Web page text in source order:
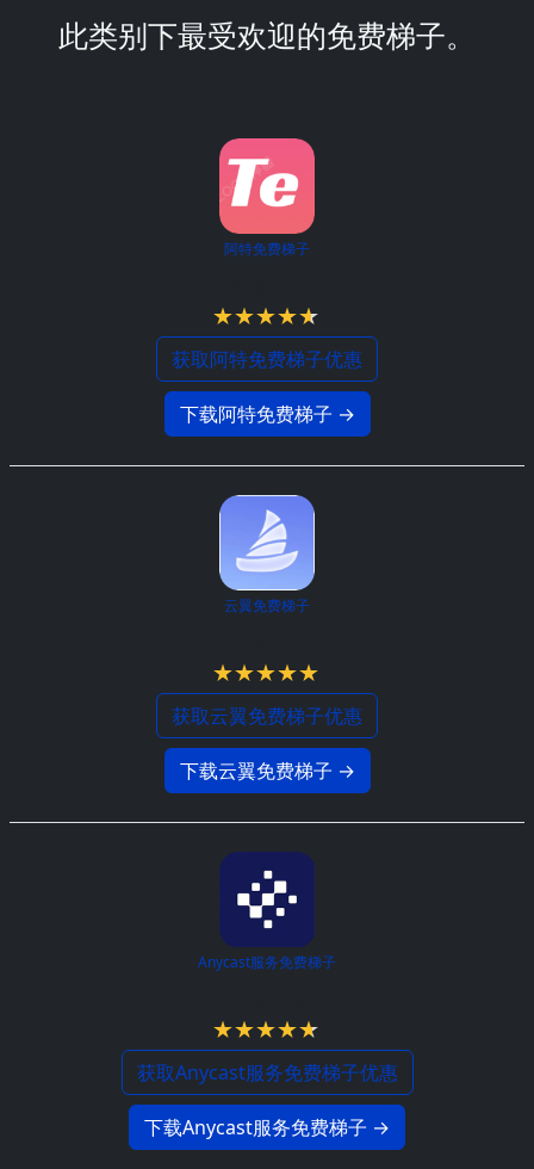
此类别下最受欢迎的免费梯子。
阿特免费梯子
获取阿特免费梯子优惠
下载阿特免费梯子 →
云翼免费梯子
获取云翼免费梯子优惠
下载云翼免费梯子 →
Anycast服务免费梯子
获取Anycast服务免费梯子优惠
下载Anycast服务免费梯子 →